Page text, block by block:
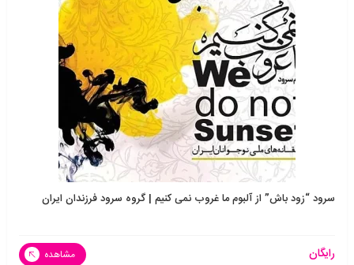
سرود “زود باش” از آلبوم ما غروب نمی کنیم | گروه سرود فرزندان ایران
رایگان مشاهده